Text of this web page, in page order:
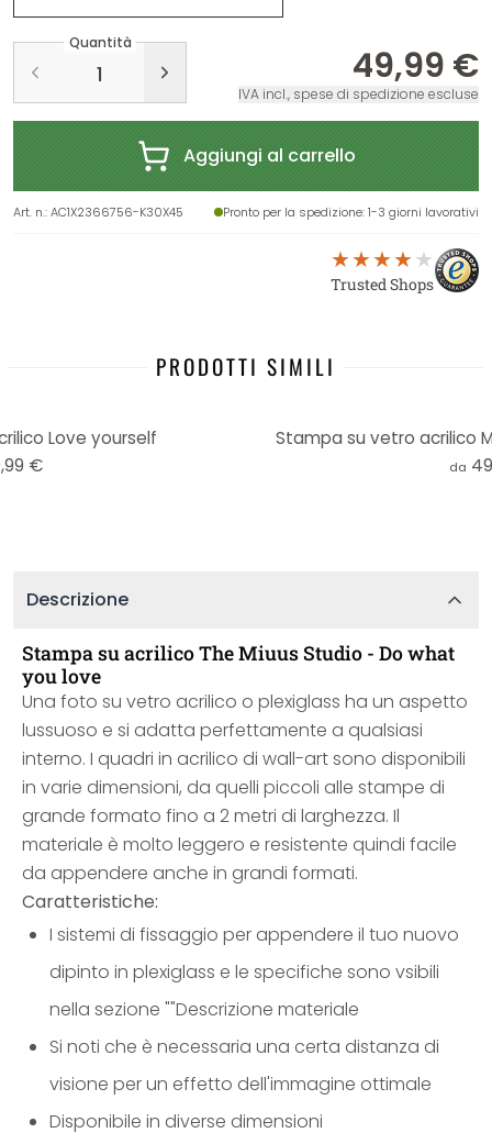
Quantità
49,99 €
IVA incl., spese di spedizione escluse
Aggiungi al carrello
Art. n.:AC1X2366756-K30X45 Pronto per la spedizione: 1-3 giorni lavorativi
Trusted Shops
PRODOTTI SIMILI
Love yourself
€
Stampa su vetro acrilico
da
Descrizione
Stampa su acrilico The Miuus Studio - Do what
you love
Una foto su vetro acrilico o plexiglass ha un aspetto
lussuoso e si adatta perfettamente a qualsiasi
interno. I quadri in acrilico di wall-art sono disponibili
in varie dimensioni, da quelli piccoli alle stampe di
grande formato fino a 2 metri di larghezza. Il
materiale è molto leggero e resistente quindi facile
da appendere anche in grandi formati.
Caratteristiche:
I sistemi di fissaggio per appendere il tuo nuovo
dipinto in plexiglass e le specifiche sono vsibili
nella sezione ""Descrizione materiale
Si noti che è necessaria una certa distanza di
visione per un effetto dell'immagine ottimale
Disponibile in diverse dimensioni